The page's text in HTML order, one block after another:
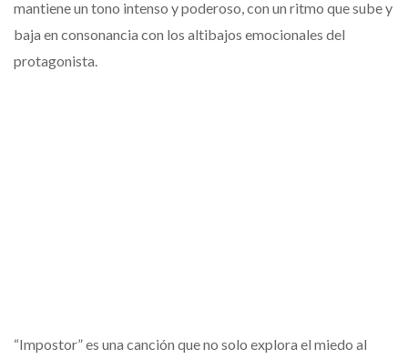
mantiene un tono intenso y poderoso, con un ritmo que sube y
baja en consonancia con los altibajos emocionales del
protagonista.
“Impostor” es una canción que no solo explora el miedo al